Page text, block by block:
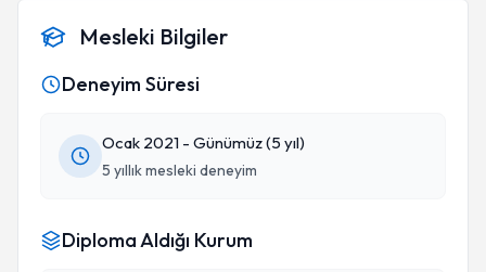
Mesleki Bilgiler
Deneyim Süresi
Ocak 2021 - Günümüz (5 yıl)
5 yıllık mesleki deneyim
Diploma Aldığı Kurum